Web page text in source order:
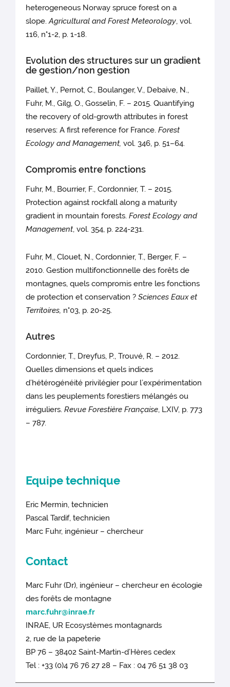
heterogeneous Norway spruce forest on a
slope.Agricultural and Forest Meteorology, vol.
116, n°1-2, p. 1-18.
Evolution des structures sur un gradient
de gestion/non gestion
Paillet, Y., Pernot, C., Boulanger, V., Debaive, N.,
Fuhr, M., Gilg, O., Gosselin, F. – 2015. Quantifying
the recovery of old-growth attributes in forest
reserves: A first reference for France.Forest
Ecology and Management, vol. 346, p. 51–64.
Compromis entre fonctions
Fuhr, M., Bourrier, F., Cordonnier, T. – 2015.
Protection against rockfall along a maturity
gradient in mountain forests.Forest Ecology and
Management, vol. 354, p. 224-231.
Fuhr, M., Clouet, N., Cordonnier, T., Berger, F. –
2010. Gestion multifonctionnelle des forêts de
montagnes, quels compromis entre les fonctions
de protection et conservation ?Sciences Eaux et
Territoires, n°03, p. 20-25.
Autres
Cordonnier, T., Dreyfus, P., Trouvé, R. – 2012.
Quelles dimensions et quels indices
d’hétérogénéité privilégier pour l’expérimentation
dans les peuplements forestiers mélangés ou
irréguliers.Revue Forestière Française, LXIV, p. 773
– 787.
Equipe technique
Eric Mermin, technicien
Pascal Tardif, technicien
Marc Fuhr, ingénieur – chercheur
Contact
Marc Fuhr (Dr), ingénieur – chercheur en écologie
des forêts de montagne
marc.fuhr@inrae.fr
INRAE, UR Ecosystèmes montagnards
2, rue de la papeterie
BP 76 – 38402 Saint-Martin-d’Hères cedex
Tel : +33 (0)4 76 76 27 28 – Fax : 04 76 51 38 03